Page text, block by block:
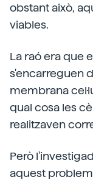
obstant això,
viables.
La raó era que
s'encarreguen
membrana
qual cosa les
realitzaven
Però
aquest